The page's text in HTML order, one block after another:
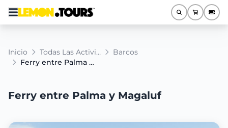
Inicio Todas Las Actividades
Barcos
Ferry entre Palma y Magaluf
Ferry entre Palma y Magaluf